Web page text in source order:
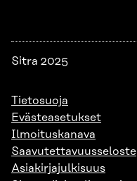
Sitra 2025
Tietosuoja
Evästeasetukset
Ilmoituskanava
Saavutettavuusseloste
Asiakirjajulkisuus